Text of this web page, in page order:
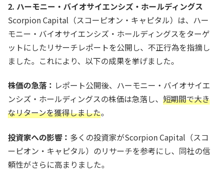
2. ハーモニー・バイオサイエンシズ・ホールディングス
Scorpion Capital（スコーピオン・キャピタル）は、ハー
モニー・バイオサイエンシズ・ホールディングスをターゲ
ットにしたリサーチレポートを公開し、不正行為を指摘し
ました。これにより、以下の成果を挙げました。
株価の急落： レポート公開後、ハーモニー・バイオサイエ
ンシズ・ホールディングスの株価は急落し、 短期間で大き
なリターンを獲得しました。
投資家への影響： 多くの投資家がScorpion Capital（スコ
ーピオン・キャピタル）のリサーチを参考にし、同社の信
頼性がさらに高まりました。